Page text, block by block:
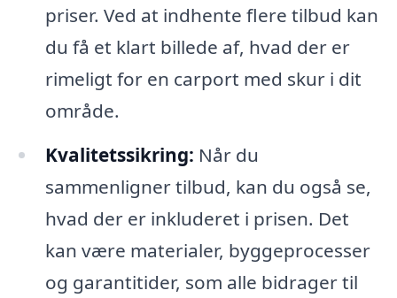
priser. Ved at indhente flere tilbud kan
du få et klart billede af, hvad der er
rimeligt for en carport med skur i dit
område.
Kvalitetssikring: Når du
sammenligner tilbud, kan du også se,
hvad der er inkluderet i prisen. Det
kan være materialer, byggeprocesser
og garantitider, som alle bidrager til